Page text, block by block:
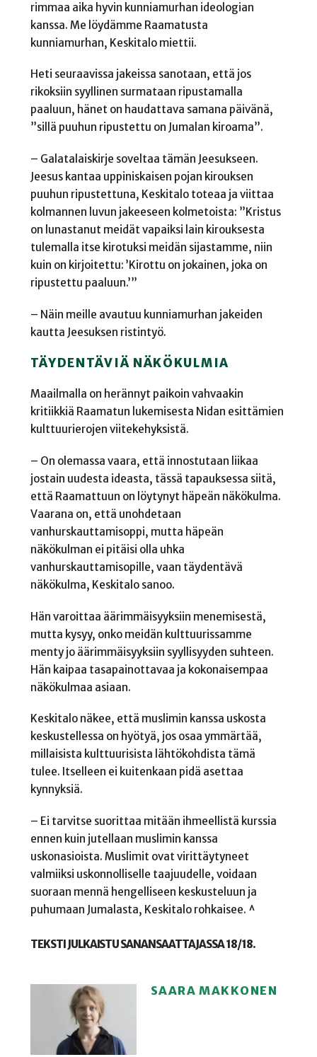
rimmaa aika hyvin kunniamurhan ideologian
kanssa. Me löydämme Raamatusta
kunniamurhan, Keskitalo miettii.
Heti seuraavissa jakeissa sanotaan, että jos
rikoksiin syyllinen surmataan ripustamalla
paaluun, hänet on haudattava samana päivänä,
”sillä puuhun ripustettu on Jumalan kiroama”.
– Galatalaiskirje soveltaa tämän Jeesukseen.
Jeesus kantaa uppiniskaisen pojan kirouksen
puuhun ripustettuna, Keskitalo toteaa ja viittaa
kolmannen luvun jakeeseen kolmetoista: ”Kristus
on lunastanut meidät vapaiksi lain kirouksesta
tulemalla itse kirotuksi meidän sijastamme, niin
kuin on kirjoitettu: ’Kirottu on jokainen, joka on
ripustettu paaluun.’”
– Näin meille avautuu kunniamurhan jakeiden
kautta Jeesuksen ristintyö.
TÄYDENTÄVIÄ NÄKÖKULMIA
Maailmalla on herännyt paikoin vahvaakin
kritiikkiä Raamatun lukemisesta Nidan esittämien
kulttuurierojen viitekehyksistä.
– On olemassa vaara, että innostutaan liikaa
jostain uudesta ideasta, tässä tapauksessa siitä,
että Raamattuun on löytynyt häpeän näkökulma.
Vaarana on, että unohdetaan
vanhurskauttamisoppi, mutta häpeän
näkökulman ei pitäisi olla uhka
vanhurskauttamisopille, vaan täydentävä
näkökulma, Keskitalo sanoo.
Hän varoittaa äärimmäisyyksiin menemisestä,
mutta kysyy, onko meidän kulttuurissamme
menty jo äärimmäisyyksiin syyllisyyden suhteen.
Hän kaipaa tasapainottavaa ja kokonaisempaa
näkökulmaa asiaan.
Keskitalo näkee, että muslimin kanssa uskosta
keskustellessa on hyötyä, jos osaa ymmärtää,
millaisista kulttuurisista lähtökohdista tämä
tulee. Itselleen ei kuitenkaan pidä asettaa
kynnyksiä.
– Ei tarvitse suorittaa mitään ihmeellistä kurssia
ennen kuin jutellaan muslimin kanssa
uskonasioista. Muslimit ovat virittäytyneet
valmiiksi uskonnolliselle taajuudelle, voidaan
suoraan mennä hengelliseen keskusteluun ja
puhumaan Jumalasta, Keskitalo rohkaisee. ^
TEKSTI JULKAISTU SANANSAATTAJASSA 18/18.
SAARA MAKKONEN